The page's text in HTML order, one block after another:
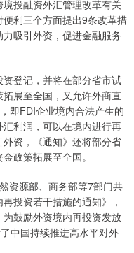
投融资外汇管理改革有关
利三个方面提出9条改革措
吸引外资，促进金融服务
资登记，并将在部分省市试
展至全国，又允许外商直
即FDI企业境内合法产生的
利润，可以在境内进行再
资，《通知》还将部分省
政策拓展至全国。
资源部、商务部等7部门共
投资若干措施的通知》，
鼓励外资境内再投资发放
中国持续推进高水平对外